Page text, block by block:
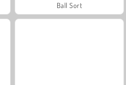
Ball Sort